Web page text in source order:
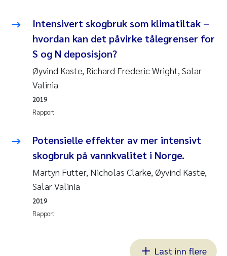
Intensivert skogbruk som klimatiltak –
hvordan kan det påvirke tålegrenser for
S og N deposisjon?
Øyvind Kaste, Richard Frederic Wright, Salar
Valinia
Rapport
2019
Potensielle effekter av mer intensivt
skogbruk på vannkvalitet i Norge.
Martyn Futter, Nicholas Clarke, Øyvind Kaste,
Salar Valinia
Rapport
2019
Last inn flere